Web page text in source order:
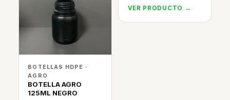
BOTELLAS HDPE ·
AGRO
BOTELLA AGRO
125ML NEGRO
VER PRODUCTO →